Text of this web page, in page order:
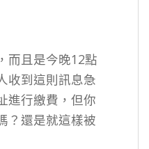
而且是今晚12點
收到這則訊息急
進行繳費，但你
？還是就這樣被